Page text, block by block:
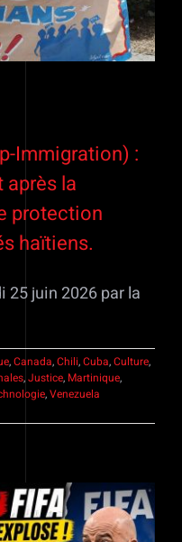
Immigration) :
la
protection
haïtiens.
25 juin 2026 par la
,Canada,Chili,Cuba,Culture,
,Justice, Martinique,
,Venezuela